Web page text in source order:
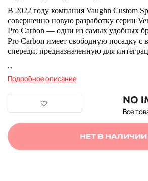
В 2022 году компания Vaughn Custom
совершенно новую разработку серии
Pro Carbon — одни из самых удобных
Pro Carbon имеет свободную посадку с
спереди, предназначенную для
...
Подробное описание
Все
НЕТ В НАЛИЧИИ